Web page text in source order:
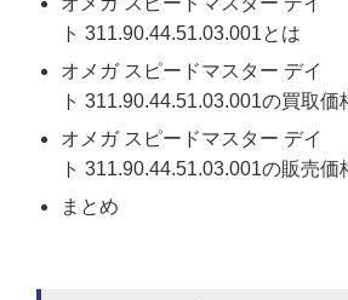
ト 311.90.44.51.03.001とは
オメガ スピードマスター デイ
ト 311.90.44.51.03.001の買取価
オメガ スピードマスター デイ
ト 311.90.44.51.03.001の販売価
まとめ